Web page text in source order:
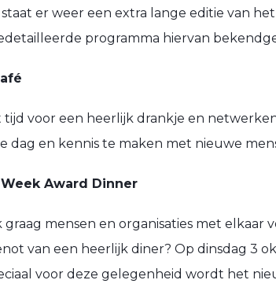
er weer een extra lange editie van het
programma hiervan
voor een heerlijk drankje en
en kennis te maken met nieuwe
Award Dinner
mensen en organisaties met elkaar
van een heerlijk diner? Op dinsdag 3
voor deze gelegenheid wordt het